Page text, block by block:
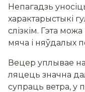
Непагадзь
характарыстыкі
слізкім. Гэта
мяча і няўдалых
Вецер уплывае
ляцець значна
супраць ветра, у